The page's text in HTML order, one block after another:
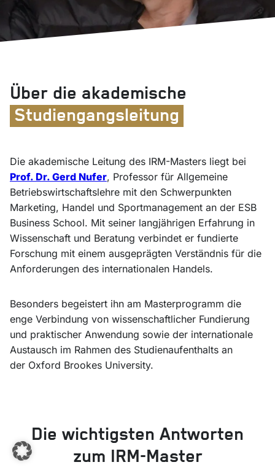
Über die akademische
Studiengangsleitung
Die akademische Leitung des IRM-Masters liegt bei
Prof. Dr. Gerd Nufer, Professor für Allgemeine
Betriebswirtschaftslehre mit den Schwerpunkten
Marketing, Handel und Sportmanagement an der ESB
Business School. Mit seiner langjährigen Erfahrung in
Wissenschaft und Beratung verbindet er fundierte
Forschung mit einem ausgeprägten Verständnis für die
Anforderungen des internationalen Handels.
Besonders begeistert ihn am Masterprogramm die
enge Verbindung von wissenschaftlicher Fundierung
und praktischer Anwendung sowie der internationale
Austausch im Rahmen des Studienaufenthalts an
der Oxford Brookes University.
Die wichtigsten Antworten
zum IRM-Master